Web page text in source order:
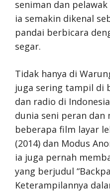
seniman dan
ia semakin dikenal
pandai berbicara
segar.
Tidak hanya di
juga sering tampil di
dan radio di
dunia seni peran dan
beberapa film layar
(2014) dan Modus
ia juga pernah
yang berjudul
Keterampilannya